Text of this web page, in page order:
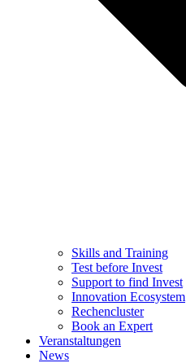
Skills and Training
Test before Invest
Support to find Invest
Innovation Ecosystem
Rechencluster​
Book an Expert
Veranstaltungen
News